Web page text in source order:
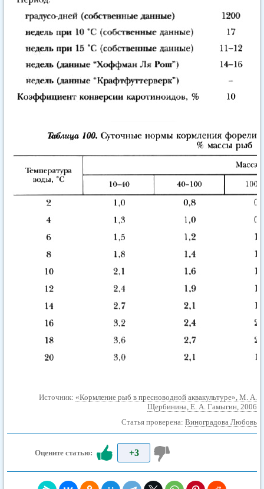
Источник: «Кормление рыб в пресноводной аквакультуре», М. А.
Щербинина, Е. А. Гамыгин, 2006
Статья проверена: Виноградова Любовь
Оцените статью: +3